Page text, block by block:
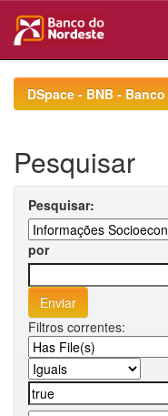
navigationDSpace - BNB -
Pesquisar
Pesquisar:
por
Filtros correntes: